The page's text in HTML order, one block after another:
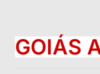
GOIÁS